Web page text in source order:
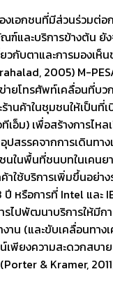
งเอกชนที่มีส่วนร่วมต่
ฑ์และบริการข้างต้น ยัง
วกับตาและการมองเห็
2005) M-
ายโทรศัพท์เคลื่อนที่บว
านค้าในชุมชนให้เป็นที่
เอ็ม) เพื่อสร้างการไหล
ปสรรคจากการเดินทา
ชนในพื้นที่ชนบทในเคนย
ใช้บริการเพิ่มขึ้นอย่าง
ปี หรือการที่ Intel และ
รไปพัฒนาบริการให้มีกา
าน (และขับเคลื่อนทา
เพียงความสะดวกสบา
& Kramer,